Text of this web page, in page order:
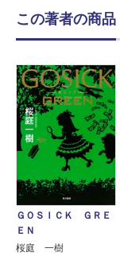
この著者の商品
ＧＯＳＩＣＫ ＧＲＥ
ＥＮ
桜庭 一樹